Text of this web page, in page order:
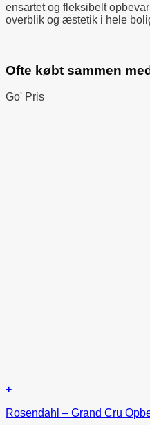
ensartet og fleksibelt
overblik og æstetik i hele
Ofte købt sammen
Go' Pris
+
Rosendahl – Grand Cru